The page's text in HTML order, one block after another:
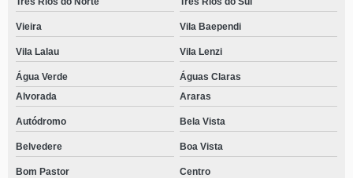
Vieira Vila Baependi
Vila Lalau Vila Lenzi
Água Verde
Águas Claras
Alvorada
Araras
Autódromo Bela Vista
Belvedere Boa Vista
Bom Pastor Centro